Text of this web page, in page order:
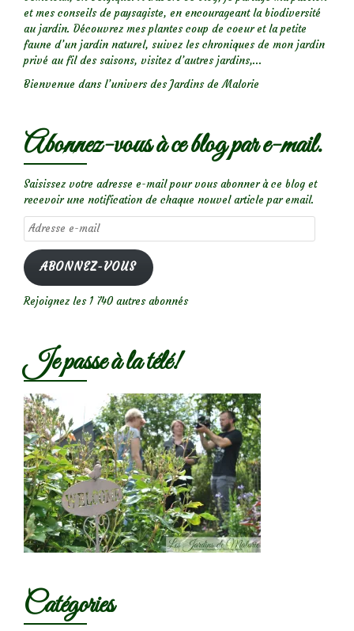
et mes conseils de paysagiste, en encourageant la biodiversité
au jardin. Découvrez mes plantes coup de coeur et la petite
faune d’un jardin naturel, suivez les chroniques de mon jardin
privé au fil des saisons, visitez d’autres jardins,...
Bienvenue dans l’univers des Jardins de Malorie
Abonnez-vous à ce blog par e-mail.
Saisissez votre adresse e-mail pour vous abonner à ce blog et
recevoir une notification de chaque nouvel article par email.
Adresse
e-
mail
ABONNEZ-VOUS
Rejoignez les 1 740 autres abonnés
Je passe à la télé!
Catégories